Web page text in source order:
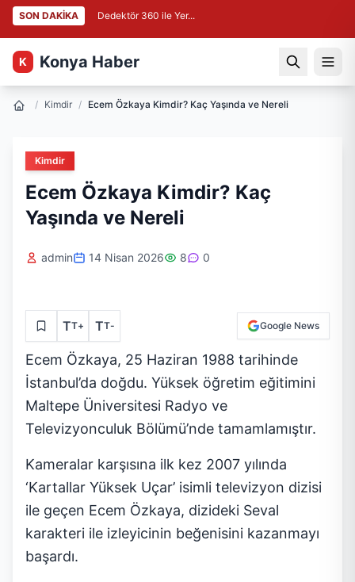
SON DAKİKA Dedektör 360 ile Yer...
K Konya Haber
/ Kimdir / Ecem Özkaya Kimdir? Kaç Yaşında ve Nereli
Kimdir
Ecem Özkaya Kimdir? Kaç
Yaşında ve Nereli
admin 14 Nisan 2026 8 0
TT+ TT- Google News
Ecem Özkaya, 25 Haziran 1988 tarihinde
İstanbul’da doğdu. Yüksek öğretim eğitimini
Maltepe Üniversitesi Radyo ve
Televizyonculuk Bölümü’nde tamamlamıştır.
Kameralar karşısına ilk kez 2007 yılında
‘Kartallar Yüksek Uçar’ isimli televizyon dizisi
ile geçen Ecem Özkaya, dizideki Seval
karakteri ile izleyicinin beğenisini kazanmayı
başardı.